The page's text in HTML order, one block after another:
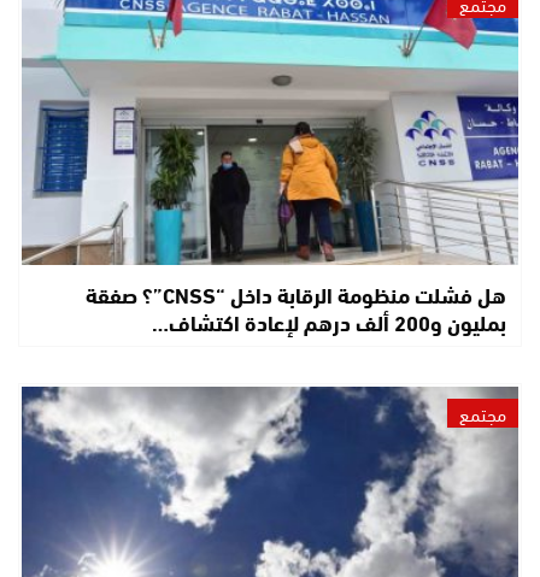
هل فشلت منظومة الرقابة داخل “CNSS”؟ صفقة
بمليون و200 ألف درهم لإعادة اكتشاف…
مجتمع